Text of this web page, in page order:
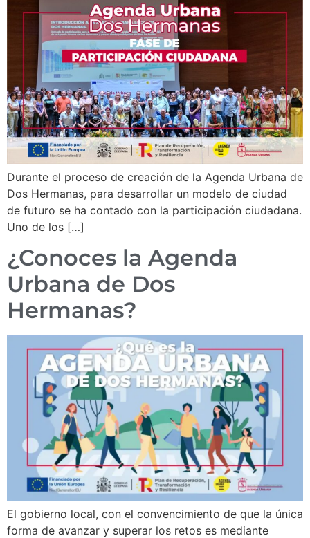
Durante el proceso de creación de la Agenda Urbana de
Dos Hermanas, para desarrollar un modelo de ciudad
de futuro se ha contado con la participación ciudadana.
Uno de los […]
¿Conoces la Agenda
Urbana de Dos
Hermanas?
El gobierno local, con el convencimiento de que la única
forma de avanzar y superar los retos es mediante